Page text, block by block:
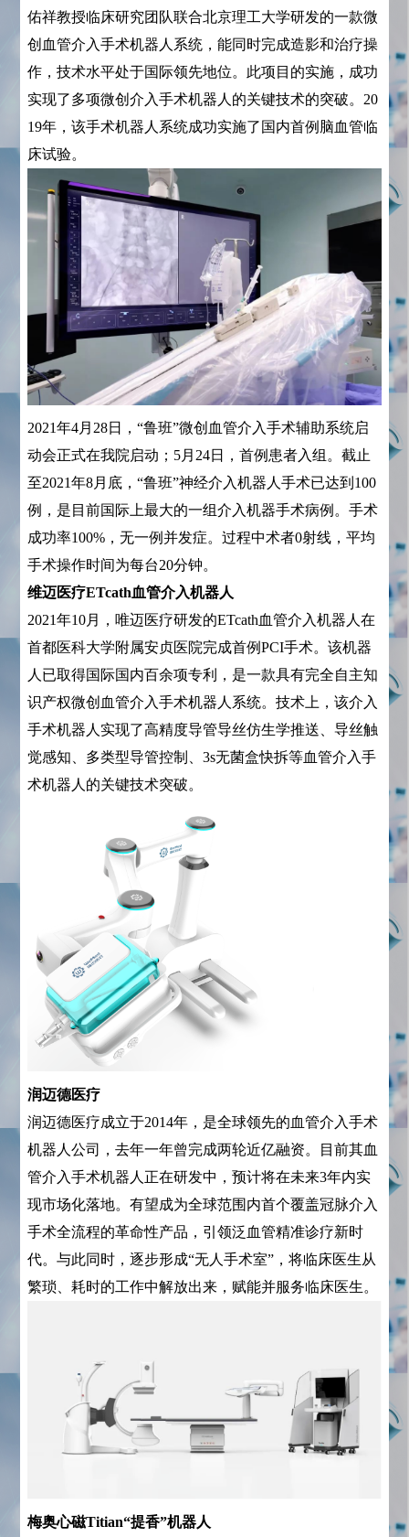
佑祥教授临床研究团队联合北京理工大学研发的一款微
创血管介入手术机器人系统，能同时完成造影和治疗操
作，技术水平处于国际领先地位。此项目的实施，成功
实现了多项微创介入手术机器人的关键技术的突破。20
19年，该手术机器人系统成功实施了国内首例脑血管临
床试验。
2021年4月28日，“鲁班”微创血管介入手术辅助系统启
动会正式在我院启动；5月24日，首例患者入组。截止
至2021年8月底，“鲁班”神经介入机器人手术已达到100
例，是目前国际上最大的一组介入机器手术病例。手术
成功率100%，无一例并发症。过程中术者0射线，平均
手术操作时间为每台20分钟。
维迈医疗ETcath血管介入机器人
2021年10月，唯迈医疗研发的ETcath血管介入机器人在
首都医科大学附属安贞医院完成首例PCI手术。该机器
人已取得国际国内百余项专利，是一款具有完全自主知
识产权微创血管介入手术机器人系统。技术上，该介入
手术机器人实现了高精度导管导丝仿生学推送、导丝触
觉感知、多类型导管控制、3s无菌盒快拆等血管介入手
术机器人的关键技术突破。
润迈德医疗
润迈德医疗成立于2014年，是全球领先的血管介入手术
机器人公司，去年一年曾完成两轮近亿融资。目前其血
管介入手术机器人正在研发中，预计将在未来3年内实
现市场化落地。有望成为全球范围内首个覆盖冠脉介入
手术全流程的革命性产品，引领泛血管精准诊疗新时
代。与此同时，逐步形成“无人手术室”，将临床医生从
繁琐、耗时的工作中解放出来，赋能并服务临床医生。
梅奥心磁Titian“提香”机器人